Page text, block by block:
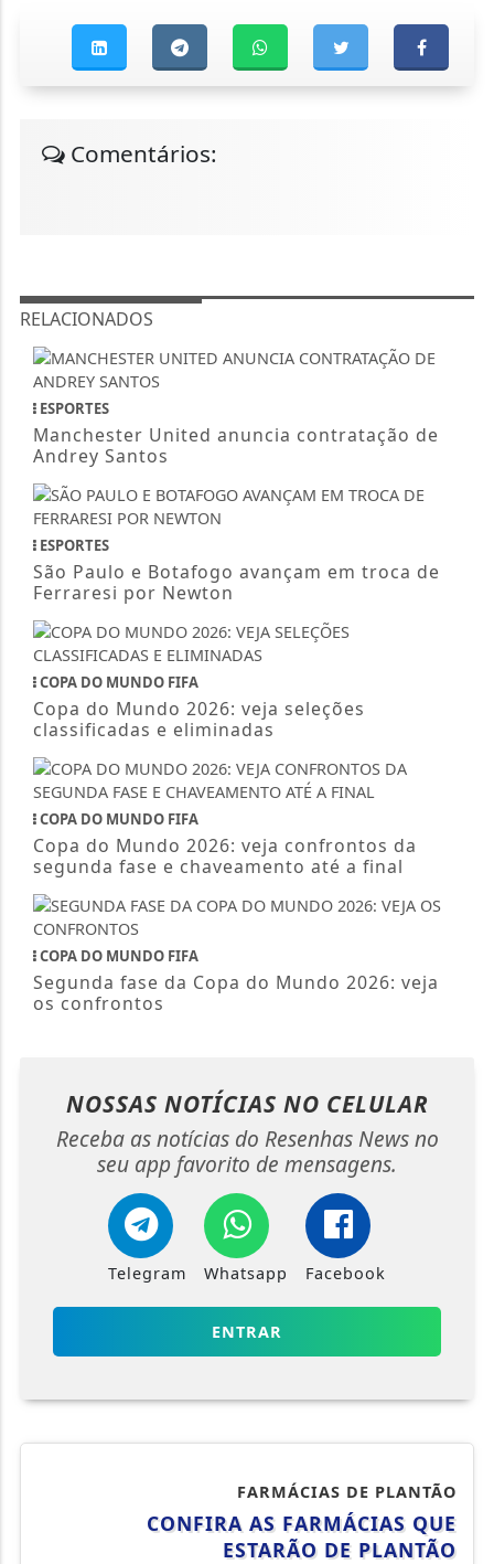
Comentários:
RELACIONADOS
ESPORTES
Manchester United anuncia contratação de
Andrey Santos
ESPORTES
São Paulo e Botafogo avançam em troca de
Ferraresi por Newton
COPA DO MUNDO FIFA
Copa do Mundo 2026: veja seleções
classificadas e eliminadas
COPA DO MUNDO FIFA
Copa do Mundo 2026: veja confrontos da
segunda fase e chaveamento até a final
COPA DO MUNDO FIFA
Segunda fase da Copa do Mundo 2026: veja
os confrontos
NOSSAS NOTÍCIAS NO CELULAR
Receba as notícias do Resenhas News no
seu app favorito de mensagens.
Telegram Whatsapp Facebook
ENTRAR
FARMÁCIAS DE PLANTÃO
CONFIRA AS FARMÁCIAS QUE
ESTARÃO DE PLANTÃO